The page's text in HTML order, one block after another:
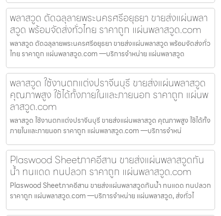
พลาสวูด ตัดฉลุลายพระนครศรีอยุธยา ขายส่งแผ่นพลา
สวูด พร้อมจัดส่งทั่วไทย ราคาถูก แผ่นพลาสวูด.com
พลาสวูด ตัดฉลุลายพระนครศรีอยุธยา ขายส่งแผ่นพลาสวูด พร้อมจัดส่งทั่ว
ไทย ราคาถูก แผ่นพลาสวูด.com —บริการจำหน่าย แผ่นพลาสวูด
พลาสวูด ใช้งานตกแต่งปราจีนบุรี ขายส่งแผ่นพลาสวูด
คุณภาพสูง ใช้ได้ทั้งภายในและภายนอก ราคาถูก แผ่นพ
ลาสวูด.com
พลาสวูด ใช้งานตกแต่งปราจีนบุรี ขายส่งแผ่นพลาสวูด คุณภาพสูง ใช้ได้ทั้ง
ภายในและภายนอก ราคาถูก แผ่นพลาสวูด.com —บริการจำหน่
Plaswood Sheetภาคอีสาน ขายส่งแผ่นพลาสวูดกัน
น้ำ ทนแดด ทนปลวก ราคาถูก แผ่นพลาสวูด.com
Plaswood Sheetภาคอีสาน ขายส่งแผ่นพลาสวูดกันน้ำ ทนแดด ทนปลวก
ราคาถูก แผ่นพลาสวูด.com —บริการจำหน่าย แผ่นพลาสวูด, ส่งทั่วไ